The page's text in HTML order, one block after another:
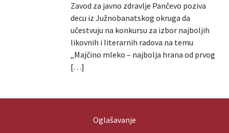
Zavod za javno zdravlje Pančevo poziva
decu iz Južnobanatskog okruga da
učestvuju na konkursu za izbor najboljih
likovnih i literarnih radova na temu
„Majčino mleko – najbolja hrana od prvog
[…]
Oglašavanje